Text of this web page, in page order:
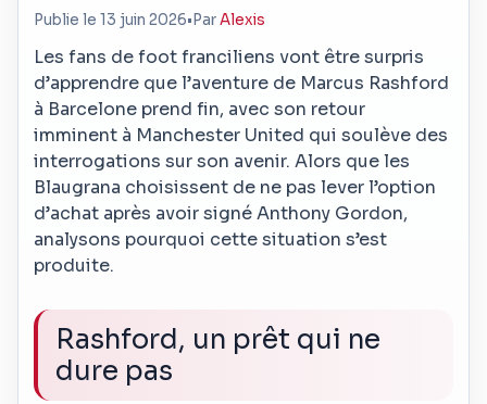
Publie le 13 juin 2026• ParAlexis
Les fans de foot franciliens vont être surpris
d’apprendre que l’aventure de Marcus Rashford
à Barcelone prend fin, avec son retour
imminent à Manchester United qui soulève des
interrogations sur son avenir. Alors que les
Blaugrana choisissent de ne pas lever l’option
d’achat après avoir signé Anthony Gordon,
analysons pourquoi cette situation s’est
produite.
Rashford, un prêt qui ne
dure pas